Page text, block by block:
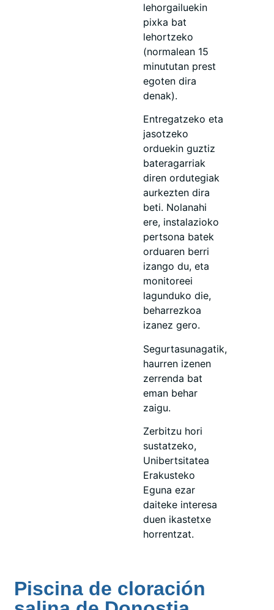
lehorgailuekin
pixka bat
lehortzeko
(normalean 15
minututan prest
egoten dira
denak).
Entregatzeko eta
jasotzeko
orduekin guztiz
bateragarriak
diren ordutegiak
aurkezten dira
beti. Nolanahi
ere, instalazioko
pertsona batek
orduaren berri
izango du, eta
monitoreei
lagunduko die,
beharrezkoa
izanez gero.
Segurtasunagatik,
haurren izenen
zerrenda bat
eman behar
zaigu.
Zerbitzu hori
sustatzeko,
Unibertsitatea
Erakusteko
Eguna ezar
daiteke interesa
duen ikastetxe
horrentzat.
Piscina de cloración